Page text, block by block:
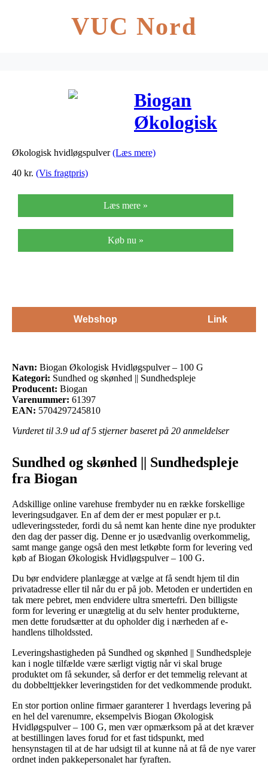
VUC Nord
Biogan
Økologisk
Hvidløgspulver
Økologisk hvidløgspulver(Læs mere)
40 kr. (Vis fragtpris)
Læs mere »
Køb nu »
Webshop Link
Navn: Biogan Økologisk Hvidløgspulver – 100 G
Kategori: Sundhed og skønhed || Sundhedspleje
Producent: Biogan
Varenummer: 61397
EAN: 5704297245810
Vurderet til 3.9 ud af 5 stjerner baseret på 20 anmeldelser
Sundhed og skønhed || Sundhedspleje
fra Biogan
Adskillige online varehuse frembyder nu en række forskellige
leveringsudgaver. En af dem der er mest populær er p.t.
udleveringssteder, fordi du så nemt kan hente dine nye produkter
den dag der passer dig. Denne er jo usædvanlig overkommelig,
samt mange gange også den mest letkøbte form for levering ved
køb af Biogan Økologisk Hvidløgspulver – 100 G.
Du bør endvidere planlægge at vælge at få sendt hjem til din
privatadresse eller til når du er på job. Metoden er undertiden en
tak mere pebret, men endvidere ultra smertefri. Den billigste
form for levering er unægtelig at du selv henter produkterne,
men dette forudsætter at du opholder dig i nærheden af e-
handlens tilholdssted.
Leveringshastigheden på Sundhed og skønhed || Sundhedspleje
kan i nogle tilfælde være særligt vigtig når vi skal bruge
produktet om få sekunder, så derfor er det temmelig relevant at
du dobbelttjekker leveringstiden for det vedkommende produkt.
En stor portion online firmaer garanterer 1 hverdags levering på
en hel del varenumre, eksempelvis Biogan Økologisk
Hvidløgspulver – 100 G, men vær opmærksom på at det kræver
at bestillingen laves forud for et fast tidspunkt, med
hensynstagen til at de har udsigt til at kunne nå at få de nye varer
ordnet inden pakkepersonalet har fyraften.